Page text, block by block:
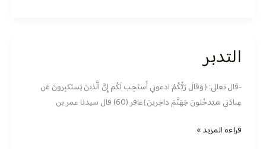
التدبر
-قال تعالى: ﴿وَقالَ رَبُّكُمُ ادعوني أَستَجِب لَكُم إِنَّ الَّذينَ يَستَكبِرونَ عَن
عِبادَتي سَيَدخُلونَ جَهَنَّمَ داخِرينَ﴾غافر (60) ‏قال سيدنا عمر بن
التدبر
قراءة المزيد »